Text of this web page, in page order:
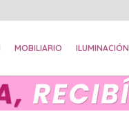
MOBILIARIO ILUMINACIÓN